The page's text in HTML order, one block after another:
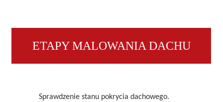
ETAPY MALOWANIA DACHU
Sprawdzenie stanu pokrycia dachowego.